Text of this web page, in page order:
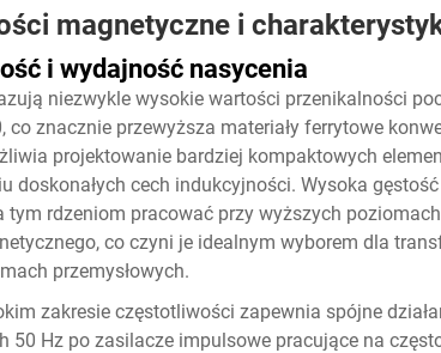
magnetyczne i
i wydajność nasycenia
niezwykle wysokie wartości przenikalności
co znacznie przewyższa materiały ferrytowe
projektowanie bardziej kompaktowych
doskonałych cech indukcyjności. Wysoka
tym rdzeniom pracować przy wyższych
co czyni je idealnym wyborem dla
przemysłowych.
zakresie częstotliwości zapewnia spójne
50 Hz po zasilacze impulsowe pracujące na